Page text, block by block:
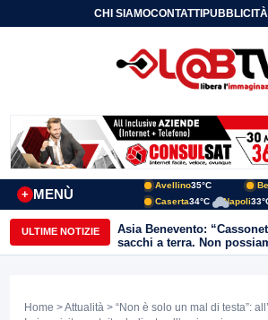
CHI SIAMOCONTATTIPUBBLICITÀ
MENÙ
+
Avellino35°C
Caserta34°C Napoli
ULTIME NOTIZIE
Asia Benevento:
sacchi a terra. Non
una toppa alla mancanza
Home >Attualità > “Non è solo un mal di testa”: